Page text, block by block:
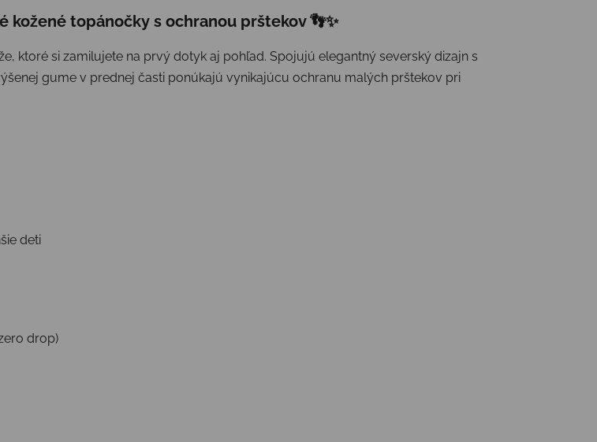
topánočky s ochranou prštekov 👣✨
ktoré si zamilujete na prvý dotyk aj pohľad. Spojujú elegantný severský dizajn s
gume v prednej časti ponúkajú vynikajúcu ochranu malých prštekov pri
deti
drop)